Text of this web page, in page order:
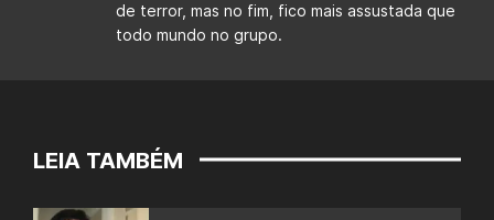
de terror, mas no fim, fico mais assustada que
todo mundo no grupo.
LEIA TAMBÉM